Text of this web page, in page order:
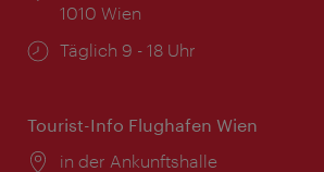
1010 Wien
Öffnungszeiten:
Täglich 9 - 18 Uhr
Tourist-Info Flughafen Wien
Ort:
in der Ankunftshalle